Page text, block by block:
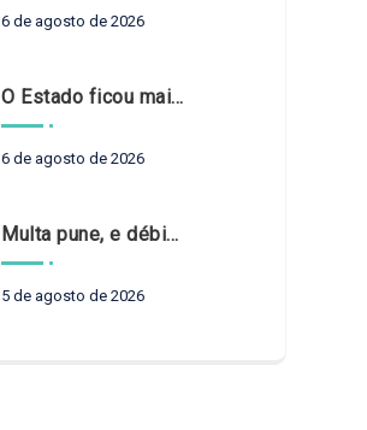
6 de agosto de 2026
O Estado ficou mais complexo. O controle precisa acompanhar
6 de agosto de 2026
Multa pune, e débito recompõe. § 3º do art. 71 da Constituição: um problema de legística formal
5 de agosto de 2026